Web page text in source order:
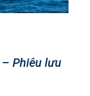
Phiêu lưu